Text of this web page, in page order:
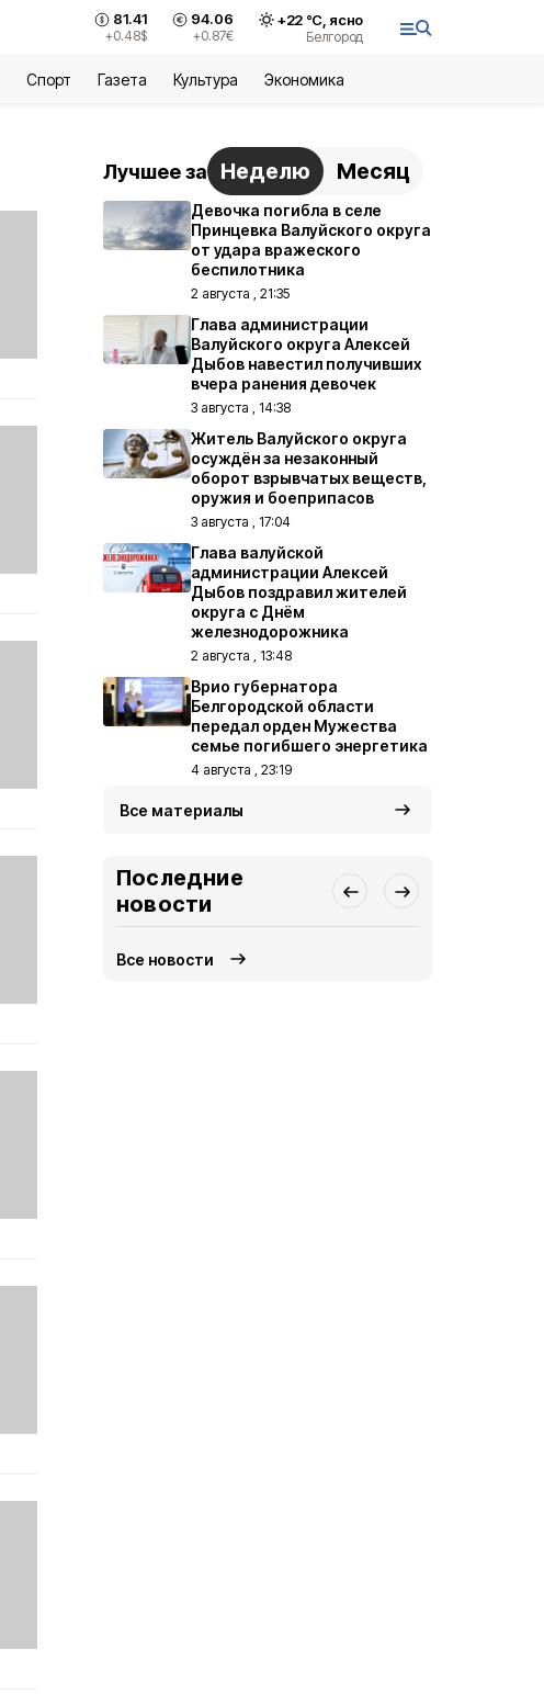
81.41
+0.48$
94.06
+0.87€
+22°С, ясно
Белгород
Спорт Газета Культура Экономика
Лучшее за Неделю Месяц
Девочка погибла в селе
Принцевка Валуйского округа
от удара вражеского
беспилотника
2 августа , 21:35
Глава администрации
Валуйского округа Алексей
Дыбов навестил получивших
вчера ранения девочек
3 августа , 14:38
Житель Валуйского округа
осуждён за незаконный
оборот взрывчатых веществ,
оружия и боеприпасов
3 августа , 17:04
Глава валуйской
администрации Алексей
Дыбов поздравил жителей
округа с Днём
железнодорожника
2 августа , 13:48
Врио губернатора
Белгородской области
передал орден Мужества
семье погибшего энергетика
4 августа , 23:19
Все материалы
Последние
новости
Все новости